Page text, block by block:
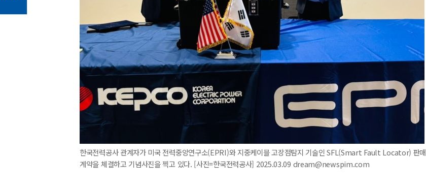
한국전력공사 관계자가 미국 전력중앙연구소(EPRI)와 지중케이블 고장점탐지 기술인 SFL(Smart Fault Locator) 판매
계약을 체결하고 기념사진을 찍고 있다. [사진=한국전력공사] 2025.03.09 dream@newspim.com